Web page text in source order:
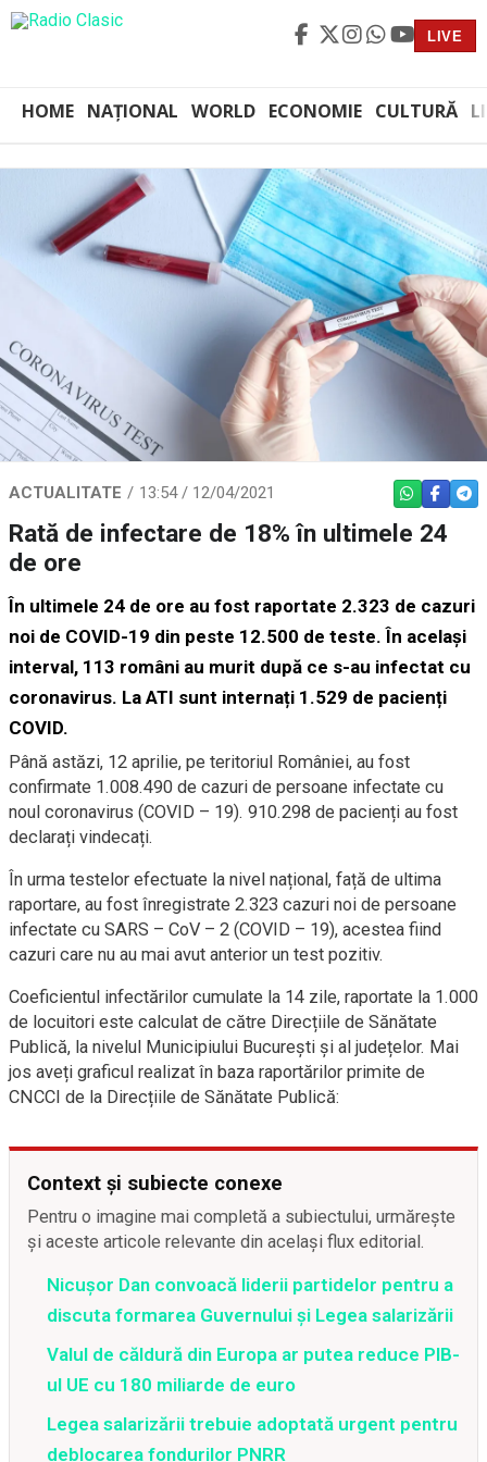
LIVE
HOME NAȚIONAL WORLD ECONOMIE CULTURĂ
ACTUALITATE 13:54 / 12/04/2021 WHATSAPP
Rată de infectare de 18% în ultimele 24
de ore
În ultimele 24 de ore au fost raportate 2.323 de cazuri
noi de COVID-19 din peste 12.500 de teste. În același
interval, 113 români au murit după ce s-au infectat cu
coronavirus. La ATI sunt internați 1.529 de pacienți
COVID.
Până astăzi, 12 aprilie, pe teritoriul României, au fost
confirmate 1.008.490 de cazuri de persoane infectate cu
noul coronavirus (COVID – 19). 910.298 de pacienți au fost
declarați vindecați.
În urma testelor efectuate la nivel național, față de ultima
raportare, au fost înregistrate 2.323 cazuri noi de persoane
infectate cu SARS – CoV – 2 (COVID – 19), acestea fiind
cazuri care nu au mai avut anterior un test pozitiv.
Coeficientul infectărilor cumulate la 14 zile, raportate la 1.000
de locuitori este calculat de către Direcțiile de Sănătate
Publică, la nivelul Municipiului București și al județelor. Mai
jos aveți graficul realizat în baza raportărilor primite de
CNCCI de la Direcțiile de Sănătate Publică:
Context și subiecte conexe
Pentru o imagine mai completă a subiectului, urmărește
și aceste articole relevante din același flux editorial.
Nicușor Dan convoacă liderii partidelor pentru a
discuta formarea Guvernului și Legea salarizării
Valul de căldură din Europa ar putea reduce PIB-
ul UE cu 180 miliarde de euro
Legea salarizării trebuie adoptată urgent pentru
deblocarea fondurilor PNRR